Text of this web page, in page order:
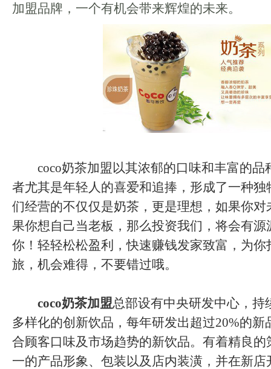
加盟品牌，一个有机会带来辉煌的未来。
coco奶茶加盟以其浓郁的口味和丰富的品
者尤其是年轻人的喜爱和追捧，形成了一种独
们经营的不仅仅是奶茶，更是理想，如果你对
果你想自己当老板，那么投资我们，将会有源
你！轻轻松松盈利，快速赚钱发家致富，为你
旅，机会难得，不要错过哦。
coco奶茶加盟总部设有中央研发中心，持
多样化的创新饮品，每年研发出超过20%的新
合顾客口味及市场趋势的新饮品。有着精良的
一的产品形象、包装以及店内装潢，并在新